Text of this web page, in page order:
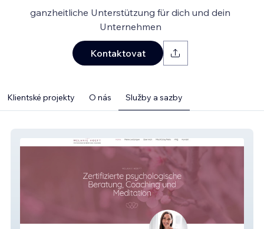
ganzheitliche Unterstützung für dich und dein
Unternehmen
Kontaktovat
Klientské projekty O nás Služby a sazby